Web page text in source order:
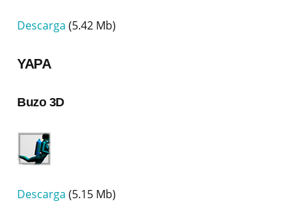
Descarga (5.42 Mb)
YAPA
Buzo 3D
Descarga (5.15 Mb)